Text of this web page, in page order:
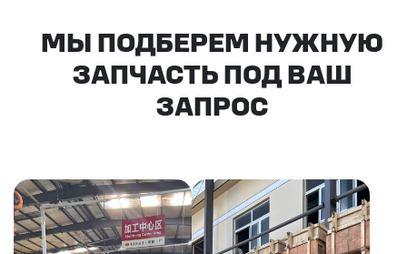
КАКИЕ ДОКУМЕНТЫ
Договор в рублях
Счёт-фактура / УПД
бухгалтерия примет без вопросов